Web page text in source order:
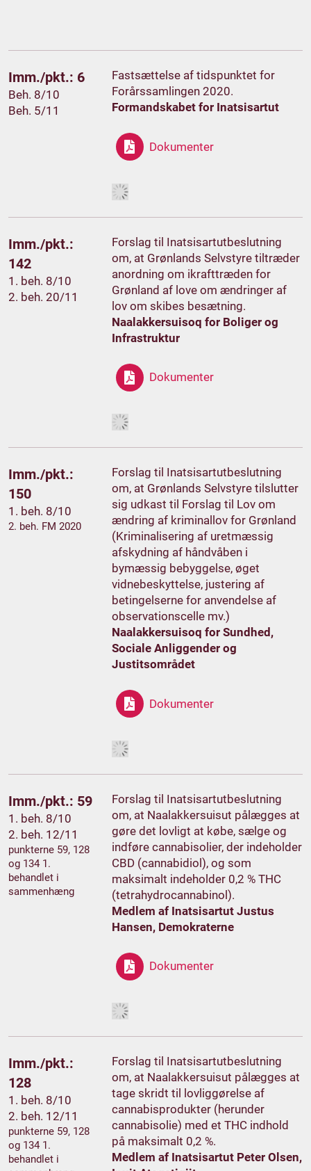
Imm./pkt.: 6
Beh. 8/10
Beh. 5/11
Fastsættelse af tidspunktet for
Forårssamlingen 2020.
Formandskabet for Inatsisartut
Dokumenter
Imm./pkt.:
142
1. beh. 8/10
2. beh. 20/11
Forslag til Inatsisartutbeslutning
om, at Grønlands Selvstyre tiltræder
anordning om ikrafttræden for
Grønland af love om ændringer af
lov om skibes besætning.
Naalakkersuisoq for Boliger og
Infrastruktur
Dokumenter
Imm./pkt.:
150
1. beh. 8/10
2. beh. FM 2020
Forslag til Inatsisartutbeslutning
om, at Grønlands Selvstyre tilslutter
sig udkast til Forslag til Lov om
ændring af kriminallov for Grønland
(Kriminalisering af uretmæssig
afskydning af håndvåben i
bymæssig bebyggelse, øget
vidnebeskyttelse, justering af
betingelserne for anvendelse af
observationscelle mv.)
Naalakkersuisoq for Sundhed,
Sociale Anliggender og
Justitsområdet
Dokumenter
Imm./pkt.: 59
1. beh. 8/10
2. beh. 12/11
punkterne 59, 128
og 134 1.
behandlet i
sammenhæng
Forslag til Inatsisartutbeslutning
om, at Naalakkersuisut pålægges at
gøre det lovligt at købe, sælge og
indføre cannabisolier, der indeholder
CBD (cannabidiol), og som
maksimalt indeholder 0,2 % THC
(tetrahydrocannabinol).
Medlem af Inatsisartut Justus
Hansen, Demokraterne
Dokumenter
Imm./pkt.:
128
1. beh. 8/10
2. beh. 12/11
punkterne 59, 128
og 134 1.
behandlet i
Forslag til Inatsisartutbeslutning
om, at Naalakkersuisut pålægges at
tage skridt til lovliggørelse af
cannabisprodukter (herunder
cannabisolie) med et THC indhold
på maksimalt 0,2 %.
Medlem af Inatsisartut Peter Olsen,